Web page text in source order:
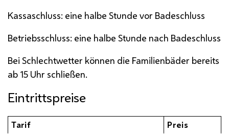
Kassaschluss: eine halbe Stunde vor Badeschluss
Betriebsschluss: eine halbe Stunde nach Badeschluss
Bei Schlechtwetter können die Familienbäder bereits
ab 15 Uhr schließen.
Eintrittspreise
Tarif Preis